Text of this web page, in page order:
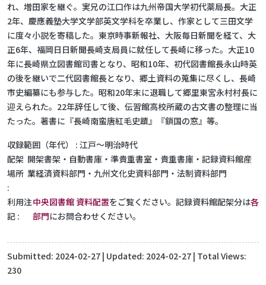
れ、増田家を継ぐ。実兄の江口作は九州帝国大学初代薬局長。大正
2年、慶應義塾大学文学部英文学科を卒業し、作家として三田文学
に度々小説を寄稿した。東京時事新報社、大阪毎日新聞を経て、大
正6年、福岡日日新聞長崎支局員に就任して長崎に移った。大正10
年に長崎県立図書館司書となり、昭和10年、初代図書館長永山時英
の後を継いで二代図書館長となり、郷土資料の蒐集に尽くし、長崎
市史編纂にも参与した。昭和20年末に退職して郷里東宮永村村長に
迎えられた。22年辞任して後、伝習館高校所蔵の古文書の整理に当
たった。著書に『長崎南蛮唐紅毛史蹟』『鎖国の窓』等。
収録範囲（年代）
江戸～明治時代
配架
場所
開架書架・自動書庫・準貴重書室・貴重書庫・記録資料館産
業経済資料部門・九州文化史資料部門・法制資料部門
利用注
記
中央図書館 資料配置をご覧ください。記録資料館配架分は各
部門にお問合わせください。
Submitted: 2024-02-27 | Updated: 2024-02-27 | Total Views:
230